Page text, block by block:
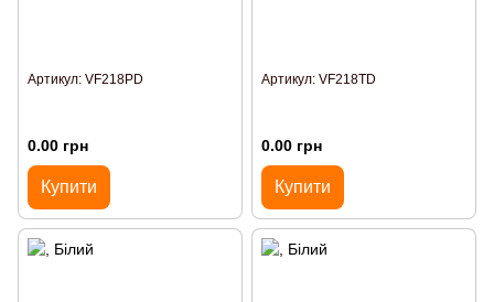
Артикул: VF218PD
0.00 грн
Купити
Артикул: VF218TD
0.00 грн
Купити